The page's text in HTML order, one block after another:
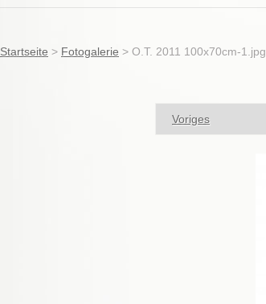
Startseite > Fotogalerie > O.T. 2011 100x70cm-1.jpg
Voriges